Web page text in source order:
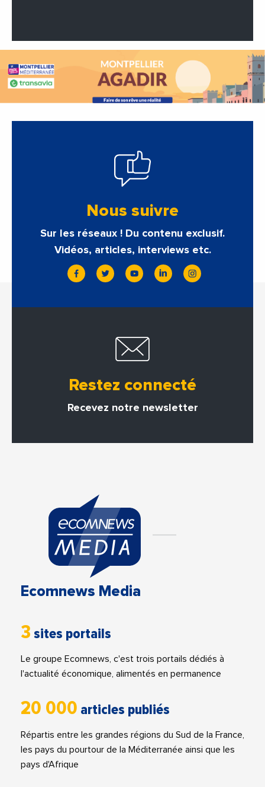
Nous suivre
Sur les réseaux ! Du contenu exclusif.
Vidéos, articles, interviews etc.
Restez connecté
Recevez notre newsletter
Ecomnews Media
3 sites portails
Le groupe Ecomnews, c'est trois portails dédiés à
l'actualité économique, alimentés en permanence
20 000 articles publiés
Répartis entre les grandes régions du Sud de la France,
les pays du pourtour de la Méditerranée ainsi que les
pays d'Afrique